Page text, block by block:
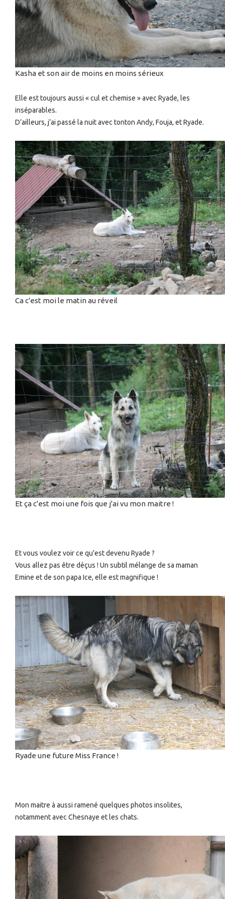
Kasha et son air de moins en moins sérieux
Elle est toujours aussi « cul et chemise » avec Ryade, les
inséparables.
D’ailleurs, j’ai passé la nuit avec tonton Andy, Fouja, et Ryade.
Ca c'est moi le matin au réveil
Et ça c'est moi une fois que j'ai vu mon maitre !
Et vous voulez voir ce qu’est devenu Ryade ?
Vous allez pas être déçus ! Un subtil mélange de sa maman
Emine et de son papa Ice, elle est magnifique !
Ryade une future Miss France !
Mon maitre à aussi ramené quelques photos insolites,
notamment avec Chesnaye et les chats.